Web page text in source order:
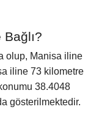
olup, Manisa iline
iline 73 kilometre
38.4048
gösterilmektedir.